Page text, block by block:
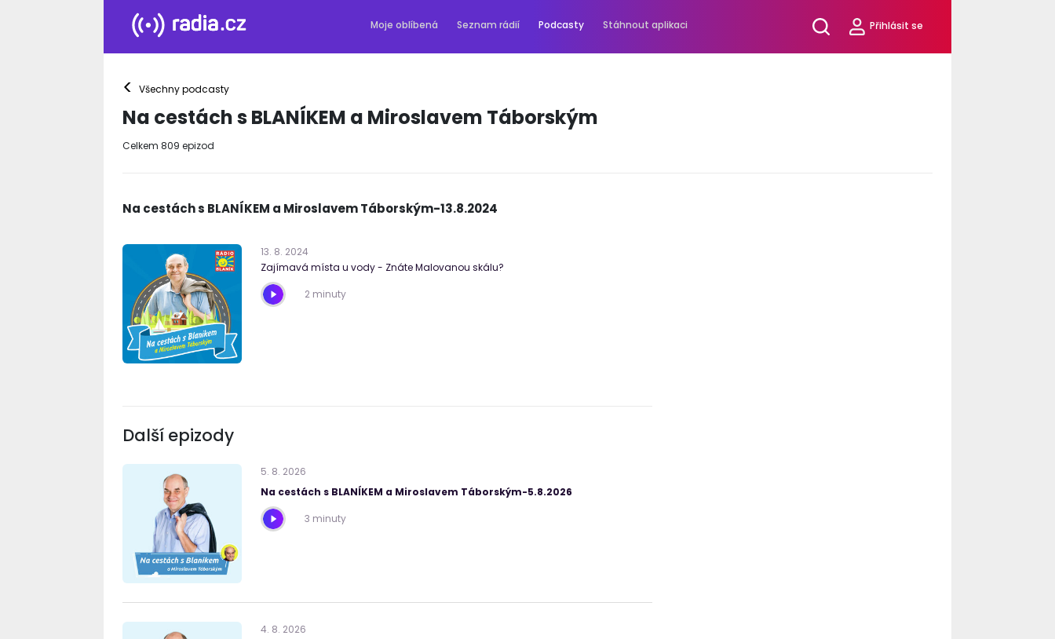
Moje oblíbená Seznam rádií Podcasty Stáhnout aplikaci Přihlásit se
< Všechny podcasty
Na cestách s BLANÍKEM a Miroslavem Táborským
Celkem 809 epizod
Na cestách s BLANÍKEM a Miroslavem Táborským-13.8.2024
13. 8. 2024
Zajímavá místa u vody - Znáte Malovanou skálu?
2 minuty
Další epizody
5. 8. 2026
Na cestách s BLANÍKEM a Miroslavem Táborským-5.8.2026
3 minuty
4. 8. 2026